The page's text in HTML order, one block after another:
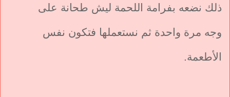
ذلك نضعه بفرامة اللحمة ليش طحانة على
وجه مرة واحدة ثم نستعملها فتكون نفس
الأطعمة.